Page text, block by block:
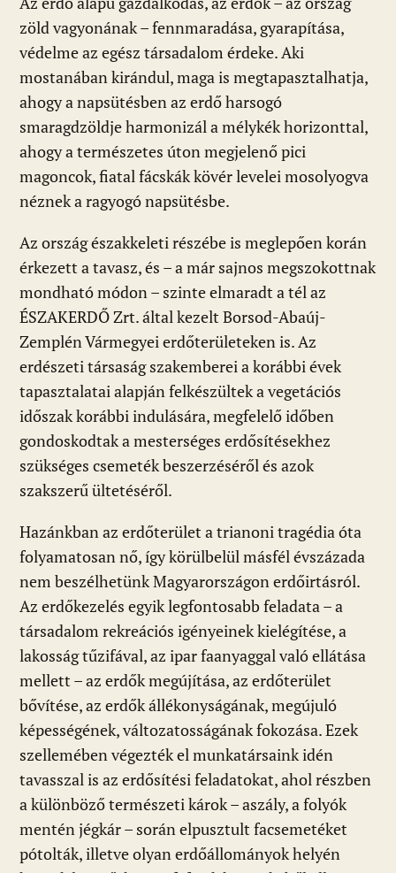
zöld vagyonának – fennmaradása, gyarapítása,
védelme az egész társadalom érdeke. Aki
mostanában kirándul, maga is megtapasztalhatja,
ahogy a napsütésben az erdő harsogó
smaragdzöldje harmonizál a mélykék horizonttal,
ahogy a természetes úton megjelenő pici
magoncok, fiatal fácskák kövér levelei mosolyogva
néznek a ragyogó napsütésbe.
Az ország északkeleti részébe is meglepően korán
érkezett a tavasz, és – a már sajnos megszokottnak
mondható módon – szinte elmaradt a tél az
ÉSZAKERDŐ Zrt. által kezelt Borsod-Abaúj-
Zemplén Vármegyei erdőterületeken is. Az
erdészeti társaság szakemberei a korábbi évek
tapasztalatai alapján felkészültek a vegetációs
időszak korábbi indulására, megfelelő időben
gondoskodtak a mesterséges erdősítésekhez
szükséges csemeték beszerzéséről és azok
szakszerű ültetéséről.
Hazánkban az erdőterület a trianoni tragédia óta
folyamatosan nő, így körülbelül másfél évszázada
nem beszélhetünk Magyarországon erdőirtásról.
Az erdőkezelés egyik legfontosabb feladata – a
társadalom rekreációs igényeinek kielégítése, a
lakosság tűzifával, az ipar faanyaggal való ellátása
mellett – az erdők megújítása, az erdőterület
bővítése, az erdők állékonyságának, megújuló
képességének, változatosságának fokozása. Ezek
szellemében végezték el munkatársaink idén
tavasszal is az erdősítési feladatokat, ahol részben
a különböző természeti károk – aszály, a folyók
mentén jégkár – során elpusztult facsemetéket
pótolták, illetve olyan erdőállományok helyén